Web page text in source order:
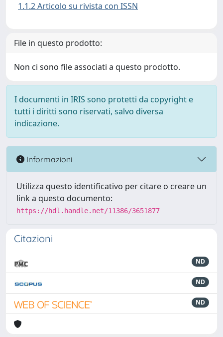
1.1.2 Articolo su rivista con ISSN
File in questo prodotto:
Non ci sono file associati a questo prodotto.
I documenti in IRIS sono protetti da copyright e
tutti i diritti sono riservati, salvo diversa
indicazione.
Informazioni
Utilizza questo identificativo per citare o creare un
link a questo documento:
https://hdl.handle.net/11386/3651877
Citazioni
ND
ND
ND